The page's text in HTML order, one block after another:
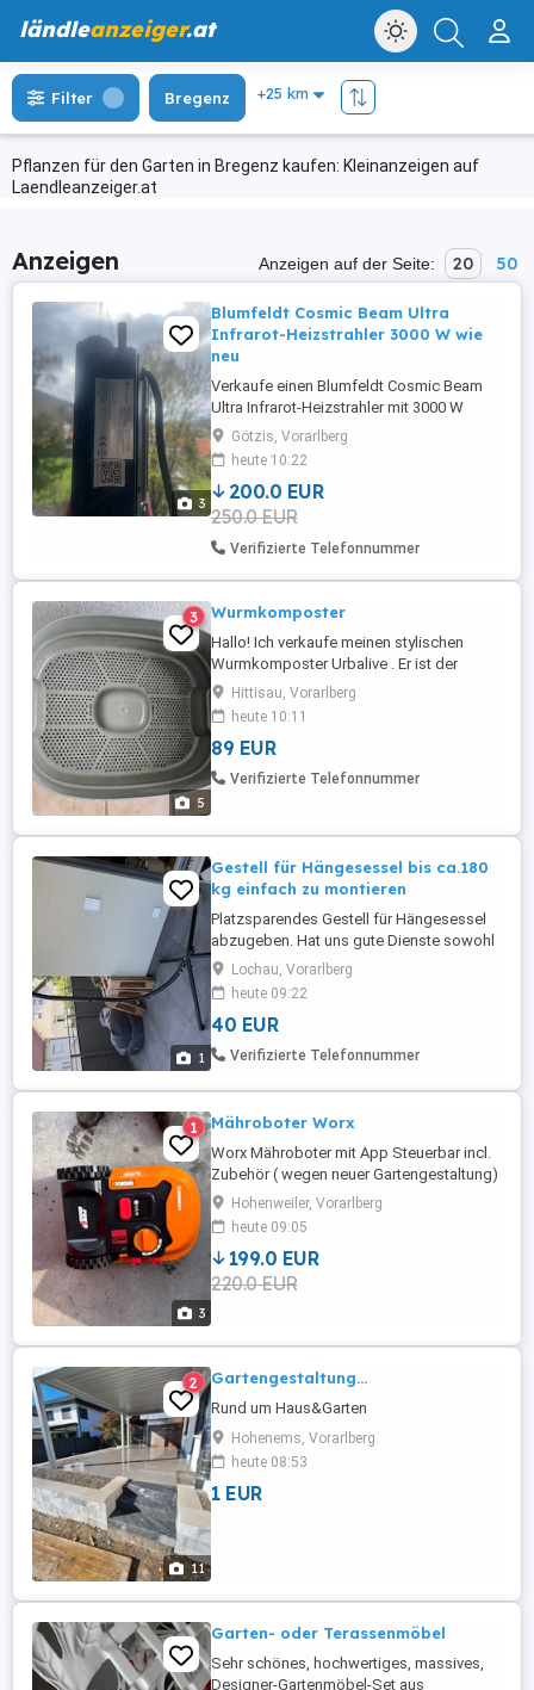
ländleanzeiger.at
Pflanzen für den Garten in Bregenz kaufen: Kleinanzeigen auf
Laendleanzeiger.at
Filter Bregenz
Anzeigen Anzeigen auf der Seite: 20 50
3
Blumfeldt Cosmic Beam Ultra
Infrarot-Heizstrahler 3000 W wie
neu
Verkaufe einen Blumfeldt Cosmic Beam
Ultra Infrarot-Heizstrahler mit 3000 W
Leistung. Der Heizstrahler wurde nur
einmal kurz ausprobiert und ist daher
praktisch wie neu. Leider ist er für meinen
offenen Balkon ohne Windschutz nicht
optimal geeignet, deshalb verkaufe ich ihn
wieder. Der Heizstrahler ...
Götzis, Vorarlberg
heute 10:22
200.0 EUR
250.0 EUR
Verifizierte Telefonnummer
5
3 Wurmkomposter
Hallo! Ich verkaufe meinen stylischen
Wurmkomposter Urbalive . Er ist der
perfekte Küchenhelfer für die Wohnung,
um Bioabfall geruchlos und ökologisch
mithilfe von Würmern in wertvollen Dünger
zu verwandeln. Sieht dank der Holzfüße
super modern aus!Zustand: Sehr gut,
Hittisau, Vorarlberg
heute 10:11
89 EUR
Verifizierte Telefonnummer
1
Gestell für Hängesessel bis ca.180
kg einfach zu montieren
Platzsparendes Gestell für Hängesessel
abzugeben. Hat uns gute Dienste sowohl
in der Wohnung als auch am Balkon
erwiesen. Einfach auszubauen und bis ca
180kg. Nur leichte Gebrauchsspuren.
Selbstabholung.
Lochau, Vorarlberg
heute 09:22
40 EUR
Verifizierte Telefonnummer
3
1 Mähroboter Worx
Worx Mähroboter mit App Steuerbar incl.
Zubehör ( wegen neuer Gartengestaltung)
günstig abzugeben.
Hohenweiler, Vorarlberg
heute 09:05
199.0 EUR
220.0 EUR
11
2 Gartengestaltung...
Rund um Haus&Garten
Hohenems, Vorarlberg
heute 08:53
1 EUR
Garten- oder Terassenmöbel
Sehr schönes, hochwertiges, massives,
Designer-Gartenmöbel-Set aus